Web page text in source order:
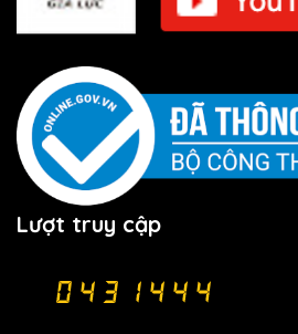
Lượt truy cập